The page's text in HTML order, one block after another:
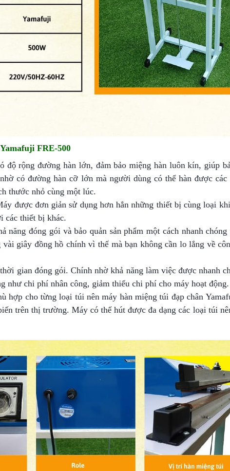
FRE-500
độ rộng đường hàn lớn, đảm bảo miệng hàn luôn kín, giúp
có đường hàn cỡ lớn mà người dùng có thể hàn được
thước nhỏ cùng một lúc.
được đơn giản sử dụng hơn hẳn những thiết bị cùng loại
các thiết bị khác.
năng đóng gói và bảo quản sản phẩm một cách nhanh
giây đồng hồ chính vì thế mà bạn không cần lo lắng về
gian đóng gói. Chính nhờ khả năng làm việc được nhanh
như chi phí nhân công, giảm thiểu chi phí cho máy hoạt động.
hợp cho từng loại túi nên máy hàn miệng túi đạp chân
trên thị trường. Máy có thể hút được đa dạng các loại túi